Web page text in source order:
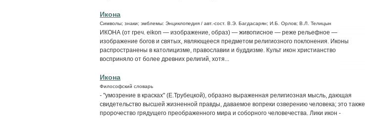
Икона
Символы; знаки; эмблемы: Энциклопедия / авт.-сост. В.Э. Багдасарян; И.Б. Орлов; В.Л. Телицын
ИКОНА (от греч. eikon — изображение, образ) — живописное — реже рельефное —
изображение богов и святых, являющееся предметом религиозного поклонения. Иконы
распространены в католицизме, православии и буддизме. Культ икон христианство
восприняло от более древних религий, хотя...
Икона
Философский словарь
- "умозрение в красках" (Е.Трубецкой), образно выраженная религиозная мысль, дающая
свидетельство высшей жизненной правды, даваемое вопреки озверению человека; это также
пророчество грядущего преображенного мира и соборного человечества. Лики икон -